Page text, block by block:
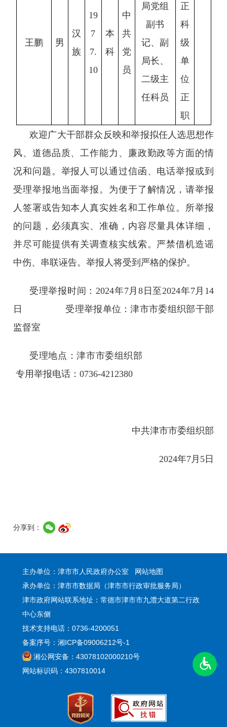
王鹏 男
汉
族
19
7
7.
10
本
科
中
共
党
员
局党组
副书
记、副
局长、
二级主
任科员
正
科
级
单
位
正
职
欢迎广大干部群众反映和举报拟任人选思想作
风、道德品质、工作能力、廉政勤政等方面的情
况和问题。举报人可以通过信函、电话举报或到
受理举报地当面举报。为便于了解情况，请举报
人签署或告知本人真实姓名和工作单位。所举报
的问题，必须真实、准确，内容尽量具体详细，
并尽可能提供有关调查核实线索。严禁借机造谣
中伤、串联诬告。举报人将受到严格的保护。
受理举报时间：2024年7月8日至2024年7月14
日 受理举报单位：津市市委组织部干部
监督室
受理地点：津市市委组织部
专用举报电话：0736-4212380
中共津市市委组织部
2024年7月5日
分享到：
主办单位：津市市人民政府办公室 网站地图
承办单位：津市市数据局（津市市行政审批服务局）
津市政府网站联系地址：常德市津市市九澧大道第二行政
中心东侧
技术支持电话：0736-4200051
备案序号：湘ICP备09006212号-1
湘公网安备：43078102000210号
网站标识码：4307810014